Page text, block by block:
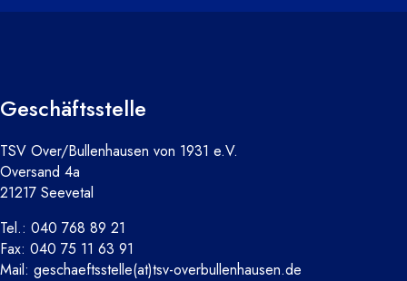
Geschäftsstelle
TSV Over/Bullenhausen von 1931 e.V.
Oversand 4a
21217 Seevetal
Tel.: 040 768 89 21
Fax: 040 75 11 63 91
Mail: geschaeftsstelle(at)tsv-overbullenhausen.de